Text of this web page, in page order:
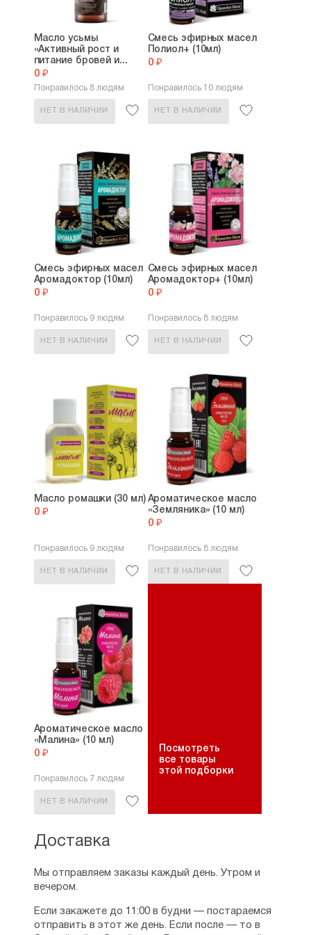
Масло усьмы
«Активный рост и
питание бровей и...
0 ₽
Понравилось 8 людям
НЕТ В НАЛИЧИИ
Смесь эфирных масел
Полиол+ (10мл)
0 ₽
Понравилось 10 людям
НЕТ В НАЛИЧИИ
Смесь эфирных масел
Аромадоктор (10мл)
0 ₽
Понравилось 9 людям
НЕТ В НАЛИЧИИ
Смесь эфирных масел
Аромадоктор+ (10мл)
0 ₽
Понравилось 8 людям
НЕТ В НАЛИЧИИ
Масло ромашки (30 мл)
0 ₽
Понравилось 9 людям
НЕТ В НАЛИЧИИ
Ароматическое масло
«Земляника» (10 мл)
0 ₽
Понравилось 8 людям
НЕТ В НАЛИЧИИ
Ароматическое масло
«Малина» (10 мл)
0 ₽
Понравилось 7 людям
НЕТ В НАЛИЧИИ
Посмотреть
все товары
этой подборки
Доставка
Мы отправляем заказы каждый день. Утром и
вечером.
Если закажете до 11:00 в будни — постараемся
отправить в этот же день. Если после — то в